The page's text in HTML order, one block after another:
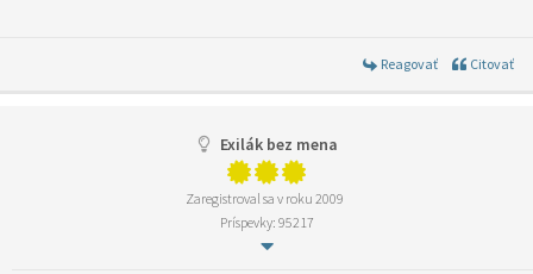
Reagovať Citovať
Exilák bez mena
Zaregistroval sa v roku 2009
Príspevky: 95217